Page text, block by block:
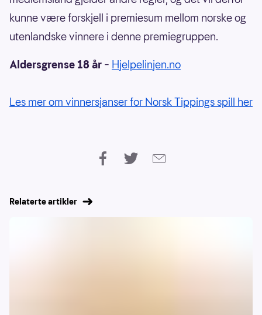
kunne være forskjell i premiesum mellom norske og
utenlandske vinnere i denne premiegruppen.
Aldersgrense 18 år – Hjelpelinjen.no
Les mer om vinnersjanser for Norsk Tippings spill her
Relaterte artikler